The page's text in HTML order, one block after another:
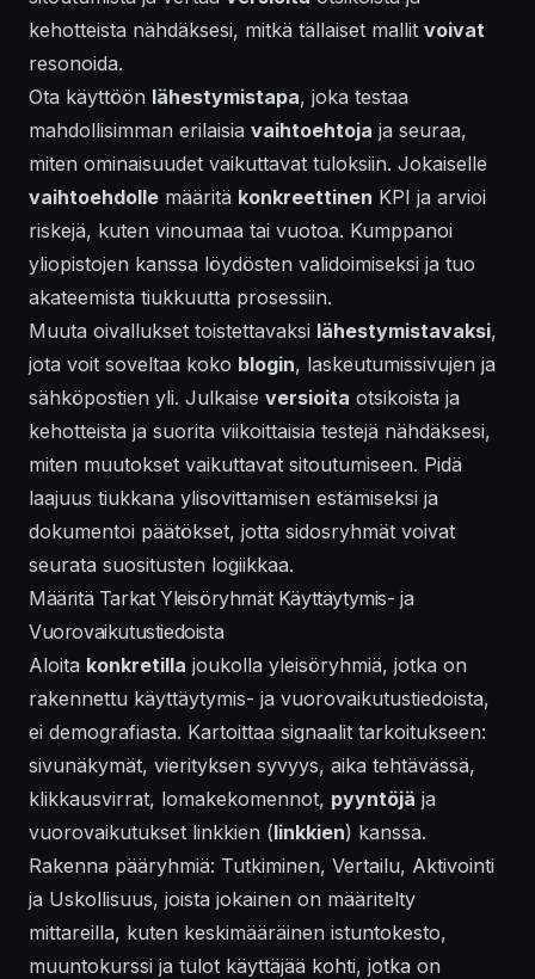
kehotteista nähdäksesi, mitkä tällaiset mallit voivat
resonoida.
Ota käyttöön lähestymistapa, joka testaa
mahdollisimman erilaisia vaihtoehtoja ja seuraa,
miten ominaisuudet vaikuttavat tuloksiin. Jokaiselle
vaihtoehdolle määritä konkreettinen KPI ja arvioi
riskejä, kuten vinoumaa tai vuotoa. Kumppanoi
yliopistojen kanssa löydösten validoimiseksi ja tuo
akateemista tiukkuutta prosessiin.
Muuta oivallukset toistettavaksi lähestymistavaksi,
jota voit soveltaa koko blogin, laskeutumissivujen ja
sähköpostien yli. Julkaise versioita otsikoista ja
kehotteista ja suorita viikoittaisia testejä nähdäksesi,
miten muutokset vaikuttavat sitoutumiseen. Pidä
laajuus tiukkana ylisovittamisen estämiseksi ja
dokumentoi päätökset, jotta sidosryhmät voivat
seurata suositusten logiikkaa.
Määritä Tarkat Yleisöryhmät Käyttäytymis- ja
Vuorovaikutustiedoista
Aloita konkretilla joukolla yleisöryhmiä, jotka on
rakennettu käyttäytymis- ja vuorovaikutustiedoista,
ei demografiasta. Kartoittaa signaalit tarkoitukseen:
sivunäkymät, vierityksen syvyys, aika tehtävässä,
klikkausvirrat, lomakekomennot, pyyntöjä ja
vuorovaikutukset linkkien (linkkien) kanssa.
Rakenna pääryhmiä: Tutkiminen, Vertailu, Aktivointi
ja Uskollisuus, joista jokainen on määritelty
mittareilla, kuten keskimääräinen istuntokesto,
muuntokurssi ja tulot käyttäjää kohti, jotka on